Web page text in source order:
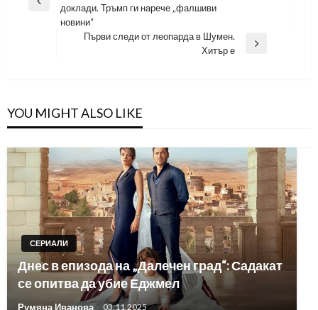
Previousдоклади. Тръмп ги нарече „фалшиви
новини“
Първи следи от леопарда в Шумен.
Хитър е
YOU MIGHT ALSO LIKE
СЕРИАЛИ
Днес в епизода на „Далечен град“: Садакат
се опитва да убие Еджмел
Румяна Иванова 03.11.2025